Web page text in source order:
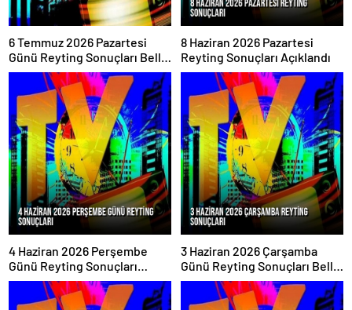
6 Temmuz 2026 Pazartesi
Günü Reyting Sonuçları Belli
Oldu
8 Haziran 2026 Pazartesi
Reyting Sonuçları Açıklandı
4 Haziran 2026 Perşembe
Günü Reyting Sonuçları
Açıklandı
3 Haziran 2026 Çarşamba
Günü Reyting Sonuçları Belli
Oldu